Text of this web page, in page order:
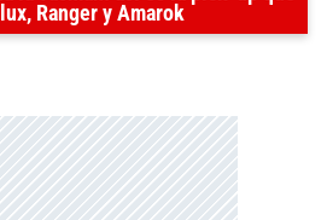
Ranger y Amarok